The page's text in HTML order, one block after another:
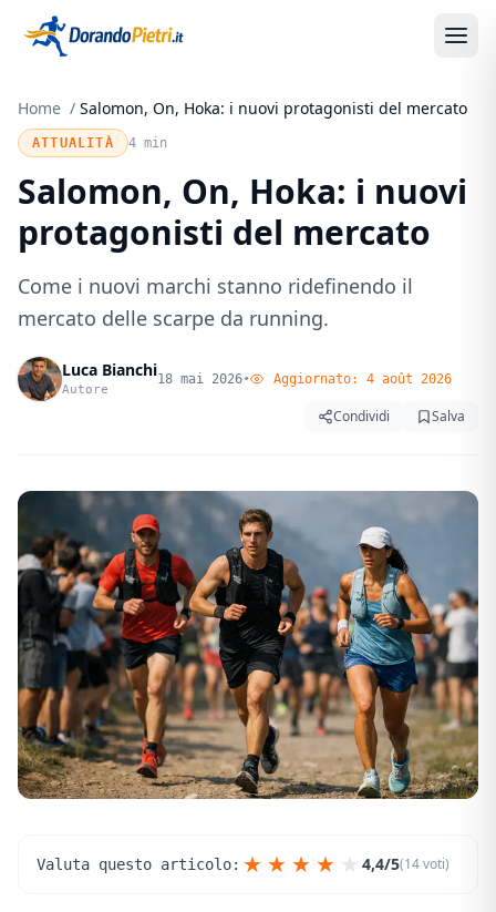
Home / Salomon, On, Hoka: i nuovi protagonisti del mercato
ATTUALITÀ 4 min
Salomon, On, Hoka: i nuovi
protagonisti del mercato
Come i nuovi marchi stanno ridefinendo il
mercato delle scarpe da running.
Luca Bianchi
Autore
18 mai 2026• Aggiornato: 4 août 2026
Condividi Salva
Valuta questo articolo: ★ ★ ★ ★ ★ 4,4/5(14 voti)